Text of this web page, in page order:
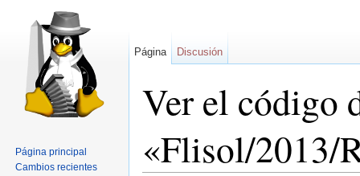
Ver el código
«Flisol/2013/
Página Discusión
Página principal
Cambios recientes